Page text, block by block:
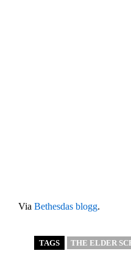
Via Bethesdas blogg.
TAGS THE ELDER